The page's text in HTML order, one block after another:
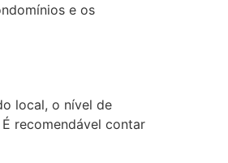
e os
local, o nível de
recomendável contar